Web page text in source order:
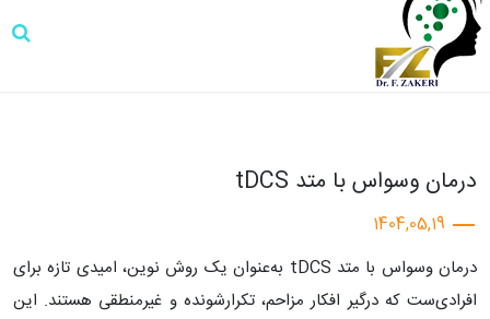
درمان وسواس با متد tDCS‎
1404,05,19
درمان وسواس با متد tDCS به‌عنوان یک روش نوین، امیدی تازه برای
افرادی‌ست که درگیر افکار مزاحم، تکرارشونده و غیرمنطقی هستند. این